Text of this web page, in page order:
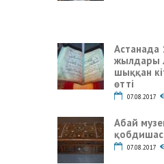
жылдары
шыққан
өтті
07.08.2017
Абай
07.08.2017